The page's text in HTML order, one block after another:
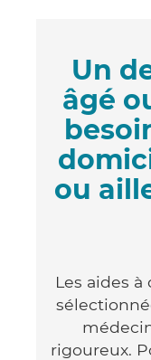
Un
âgé
ou
Les aides
rigoureux.